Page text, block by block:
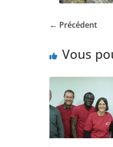
← Précédent
Vous